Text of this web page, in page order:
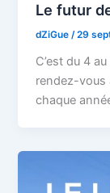
Le futur
dZiGue/29
C’est du 4
rendez-vous
chaque